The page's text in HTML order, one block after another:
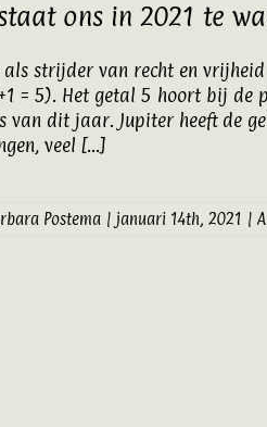
ons in 2021 te
als strijder van recht en
= 5). Het getal 5 hoort bij de
van dit jaar. Jupiter heeft de
veel [...]
Postema | januari 14th, 2021 |